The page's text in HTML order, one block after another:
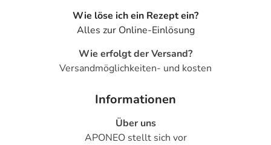
Wie löse ich ein Rezept ein?
Alles zur Online-Einlösung
Wie erfolgt der Versand?
Versandmöglichkeiten- und kosten
Informationen
Über uns
APONEO stellt sich vor